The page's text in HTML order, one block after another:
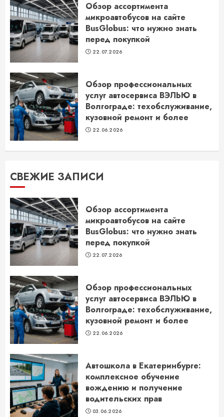
Обзор ассортимента
микроавтобусов на сайте
BusGlobus: что нужно знать
перед покупкой
22.07.2026
Обзор профессиональных
услуг автосервиса ВЭЛЬЮ в
Волгограде: техобслуживание,
кузовной ремонт и более
22.06.2026
СВЕЖИЕ ЗАПИСИ
Обзор ассортимента
микроавтобусов на сайте
BusGlobus: что нужно знать
перед покупкой
22.07.2026
Обзор профессиональных
услуг автосервиса ВЭЛЬЮ в
Волгограде: техобслуживание,
кузовной ремонт и более
22.06.2026
Автошкола в Екатеринбурге:
комплексное обучение
вождению и получение
водительских прав
03.06.2026